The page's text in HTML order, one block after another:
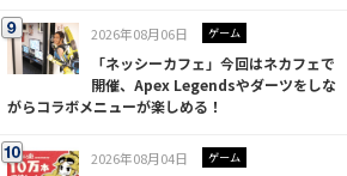
2026年08月06日 ゲーム
「ネッシーカフェ」今回はネカフェで
開催、Apex Legendsやダーツをしな
がらコラボメニューが楽しめる！
2026年08月04日 ゲーム